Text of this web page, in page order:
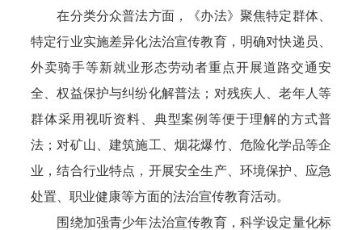
在分类分众普法方面，《办法》聚焦特定群体、
特定行业实施差异化法治宣传教育，明确对快递员、
外卖骑手等新就业形态劳动者重点开展道路交通安
全、权益保护与纠纷化解普法；对残疾人、老年人等
群体采用视听资料、典型案例等便于理解的方式普
法；对矿山、建筑施工、烟花爆竹、危险化学品等企
业，结合行业特点，开展安全生产、环境保护、应急
处置、职业健康等方面的法治宣传教育活动。
围绕加强青少年法治宣传教育，科学设定量化标